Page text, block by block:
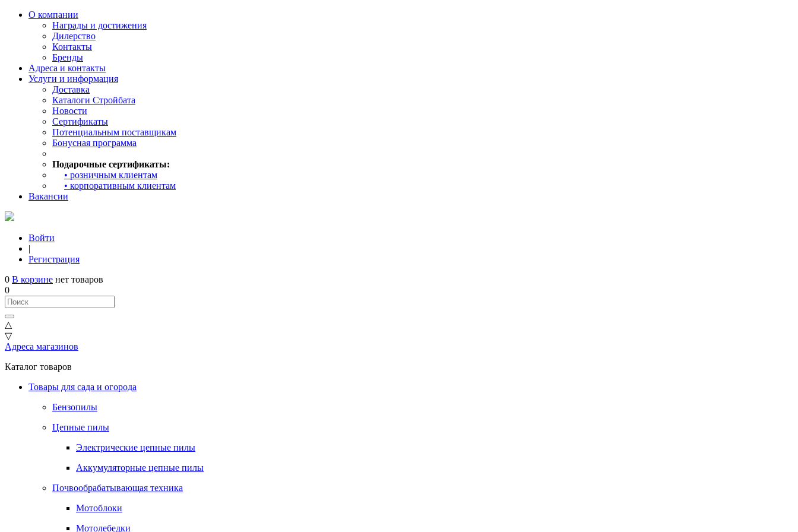
О компании
Награды и достижения
Дилерство
Контакты
Бренды
Адреса и контакты
Услуги и информация
Доставка
Каталоги Стройбата
Новости
Сертификаты
Потенциальным поставщикам
Бонусная программа
Подарочные сертификаты:
• розничным клиентам
• корпоративным клиентам
Вакансии
Войти
|
Регистрация
0 В корзине нет товаров
0
△
▽
Адреса магазинов
Каталог товаров
Товары для сада и огорода
Бензопилы
Цепные пилы
Электрические цепные пилы
Аккумуляторные цепные пилы
Почвообрабатывающая техника
Мотоблоки
Мотолебедки